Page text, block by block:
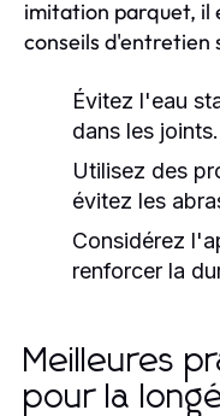
imitation parquet, il
conseils d'entretien
Évitez l'eau
dans les joints.
Utilisez des
évitez les
Considérez
renforcer la
Meilleures
pour la